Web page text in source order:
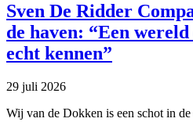
Sven De Ridder
de haven: “Een
echt kennen”
29 juli 2026
Wij van de Dokken is een schot in de